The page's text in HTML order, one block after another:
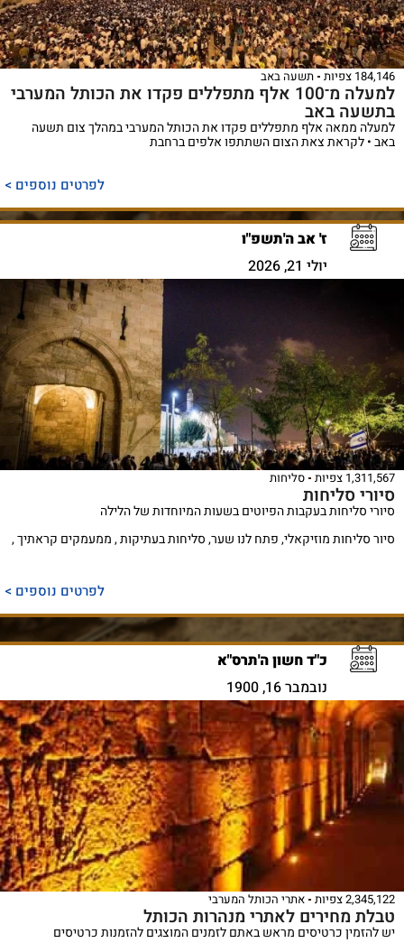
184,146 צפיות תשעה באב
למעלה מ־100 אלף מתפללים פקדו את הכותל המערבי
בתשעה באב
למעלה ממאה אלף מתפללים פקדו את הכותל המערבי במהלך צום תשעה
באב • לקראת צאת הצום השתתפו אלפים ברחבת
לפרטים נוספים >
ז' אב ה'תשפ"ו
יולי 21, 2026
1,311,567 צפיות סליחות
סיורי סליחות
סיורי סליחות בעקבות הפיוטים בשעות המיוחדות של הלילה
סיור סליחות מוזיקאלי, פתח לנו שער, סליחות בעתיקות , ממעמקים קראתיך ,
לפרטים נוספים >
כ"ד חשון ה'תרס"א
נובמבר 16, 1900
2,345,122 צפיות אתרי הכותל המערבי
טבלת מחירים לאתרי מנהרות הכותל
יש להזמין כרטיסים מראש באתם לזמנים המוצגים להזמנות כרטיסים